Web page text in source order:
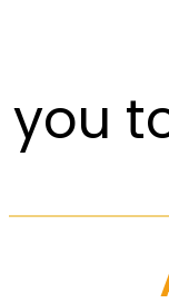
you